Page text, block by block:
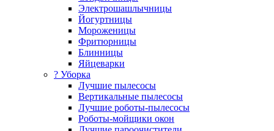
Электрошашлычницы
Йогуртницы
Мороженицы
Фритюрницы
Блинницы
Яйцеварки
? Уборка
Лучшие пылесосы
Вертикальные пылесосы
Лучшие роботы-пылесосы
Роботы-мойщики окон